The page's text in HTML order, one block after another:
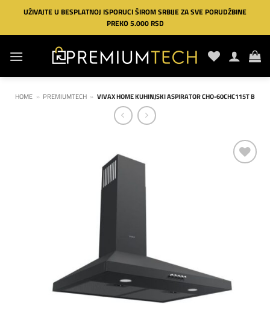
Preskoči
sadržaj
UŽIVAJTE U BESPLATNOJ ISPORUCI ŠIROM SRBIJE ZA SVE PORUDŽBINE
PREKO 5.000 RSD
HOME » PREMIUMTECH » VIVAX HOME KUHINJSKI ASPIRATOR CHO-60CHC115T B